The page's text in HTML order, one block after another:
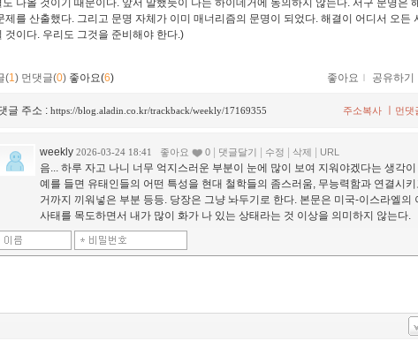
도 나올 것이기 때문이다. 앞서 말했듯이 나는 하이데거에 동의하지 않는다. 서구 문명은
제를 산출했다. 그리고 문명 자체가 이미 매너리즘의 문명이 되었다. 해결이 어디서 오든
것이다. 우리도 그것을 준비해야 한다.)
(1) 먼댓글(0) 좋아요(6) 좋아요 ｌ 공유하기
글 주소 : https://blog.aladin.co.kr/trackback/weekly/17169355 먼댓
주소복사
weekly 2026-03-24 18:41 좋아요 0 댓글달기 수정 삭제 URL
음... 하루 자고 나니 너무 억지스러운 부분이 눈에 많이 보여 지워야겠다는 생각
예를 들면 유태인들의 어떤 특성을 현대 철학들의 좀스러움, 무능력함과 연결시키
거까지 끼워넣은 부분 등등. 당장은 그냥 놔두기로 한다. 본문은 미국-이스라엘의
사태를 목도하면서 내가 많이 화가 나 있는 상태라는 것 이상을 의미하지 않는다.